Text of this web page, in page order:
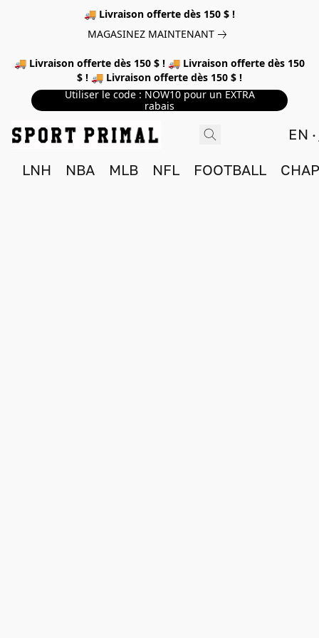
🚚 Livraison offerte dès 150 $ !
MAGASINEZ MAINTENANT
🚚 Livraison offerte dès 150 $ ! 🚚 Livraison offerte dès 150
$ ! 🚚 Livraison offerte dès 150 $ !
Utiliser le code : NOW10 pour un EXTRA
rabais
EN
LNH NBA MLB NFL FOOTBALL